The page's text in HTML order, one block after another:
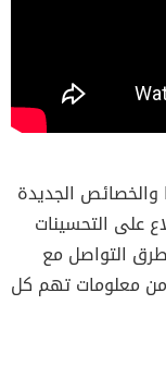
الجديدة
على التحسينات
التواصل مع
من معلومات تهم كل